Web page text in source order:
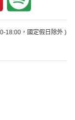
18:00，國定假日除外 )